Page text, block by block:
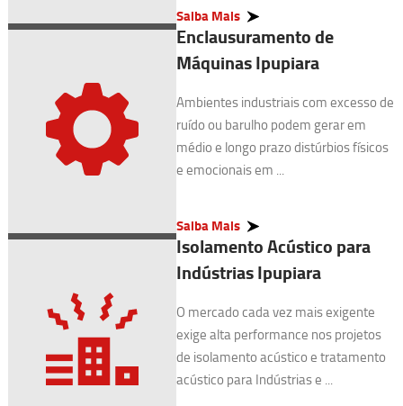
Saiba Mais
Enclausuramento de
Máquinas Ipupiara
Ambientes industriais com excesso de
ruído ou barulho podem gerar em
médio e longo prazo distúrbios físicos
e emocionais em ...
Saiba Mais
Isolamento Acústico para
Indústrias Ipupiara
O mercado cada vez mais exigente
exige alta performance nos projetos
de isolamento acústico e tratamento
acústico para Indústrias e ...